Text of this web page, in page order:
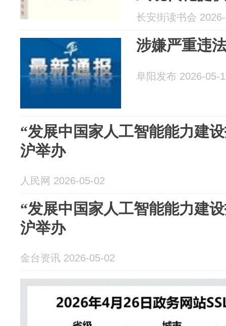
性、战略性
国理政》第
长安街读书会
涉嫌严重违
阜阳发布 2026-05-
“发展中国家人工智能能力建
沪举办
人民网 2026-05-02
“发展中国家人工智能能力建
沪举办
金台资讯 2026-05-02